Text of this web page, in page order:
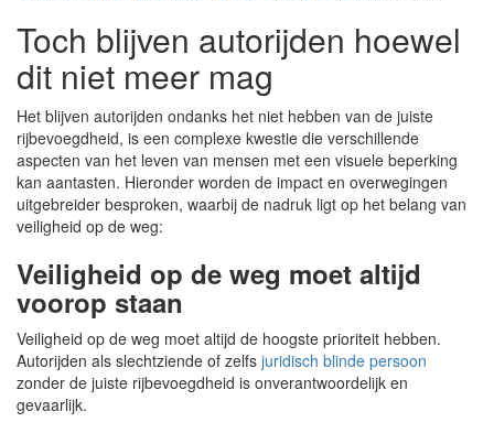
Toch blijven autorijden hoewel
dit niet meer mag
Het blijven autorijden ondanks het niet hebben van de juiste
rijbevoegdheid, is een complexe kwestie die verschillende
aspecten van het leven van mensen met een visuele beperking
kan aantasten. Hieronder worden de impact en overwegingen
uitgebreider besproken, waarbij de nadruk ligt op het belang van
veiligheid op de weg:
Veiligheid op de weg moet altijd
voorop staan
Veiligheid op de weg moet altijd de hoogste prioriteit hebben.
Autorijden als slechtziende of zelfs juridisch blinde persoon
zonder de juiste rijbevoegdheid is onverantwoordelijk en
gevaarlijk.